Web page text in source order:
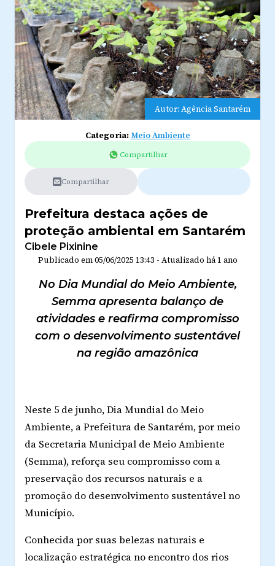
Autor: Agência Santarém
Categoria:Meio Ambiente
Compartilhar
Compartilhar
Prefeitura destaca ações de
proteção ambiental em Santarém
Cibele Pixinine
Publicado em05/06/2025 13:43 - Atualizado há 1 ano
No Dia Mundial do Meio Ambiente,
Semma apresenta balanço de
atividades e reafirma compromisso
com o desenvolvimento sustentável
na região amazônica
Neste 5 de junho, Dia Mundial do Meio
Ambiente, a Prefeitura de Santarém, por meio
da Secretaria Municipal de Meio Ambiente
(Semma), reforça seu compromisso com a
preservação dos recursos naturais e a
promoção do desenvolvimento sustentável no
Município.
Conhecida por suas belezas naturais e
localização estratégica no encontro dos rios